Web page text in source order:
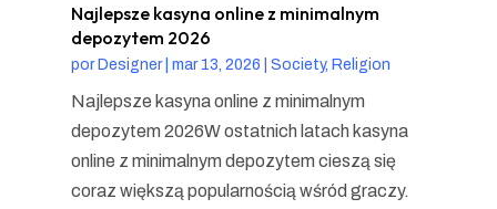
Najlepsze kasyna online z minimalnym
depozytem 2026
porDesigner| mar 13, 2026 Society, Religion
Najlepsze kasyna online z minimalnym
depozytem 2026W ostatnich latach kasyna
online z minimalnym depozytem cieszą się
coraz większą popularnością wśród graczy.